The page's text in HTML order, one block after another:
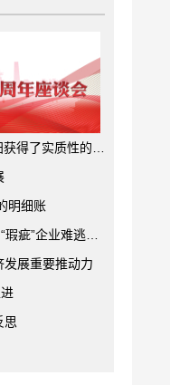
了实质性的进展
明细账
”企业难逃法眼
展重要推动力
思